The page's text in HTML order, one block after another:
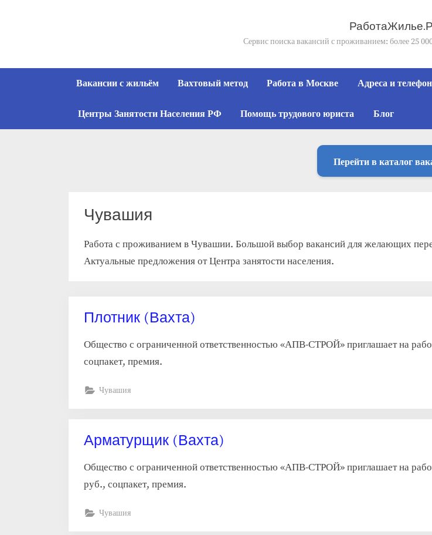
Сервис поиска вакансий с проживанием: более 25
Вакансии с жильём Вахтовый метод Работа в Москве Адреса и
Центры Занятости Населения РФ Помощь трудового юриста Блог
Перейти в каталог
Чувашия
Работа с проживанием в Чувашии. Большой выбор вакансий для желающих
Актуальные предложения от Центра занятости населения.
Плотник (Вахта)
Общество с ограниченной ответственностью «АПВ-СТРОЙ» приглашает на
соцпакет, премия.
Чувашия
Арматурщик (Вахта)
Общество с ограниченной ответственностью «АПВ-СТРОЙ» приглашает на
руб., соцпакет, премия.
Чувашия